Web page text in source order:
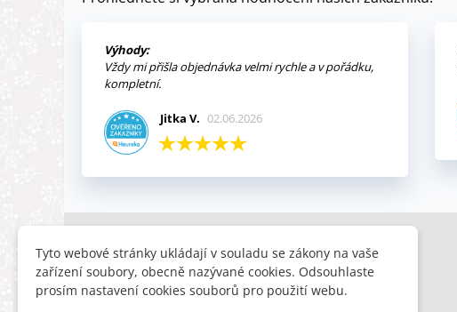
Výhody:
Vždy mi přišla objednávka velmi rychle a v pořádku,
kompletní.
Jitka V. 02.06.2026
INFORMACE
Obchodní podmínky
HLEDÁTE
Slevy
Tyto webové stránky ukládají v souladu se zákony na vaše
zařízení soubory, obecně nazývané cookies. Odsouhlaste
prosím nastavení cookies souborů pro použití webu.